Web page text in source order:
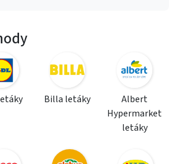
Billa letáky
Albert
Hypermarket
letáky